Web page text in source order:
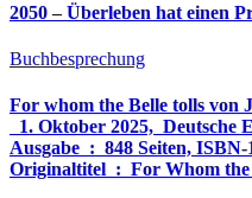
2050 – Überleben hat einen
Buchbesprechung
For whom the Belle tolls von
1. Oktober 2025, ‎ Deutsche
Ausgabe ‏ : ‎ 848 Seiten, ISBN-13 ‏ : ‎ 978-3764533694,
Originaltitel ‏ : ‎ For